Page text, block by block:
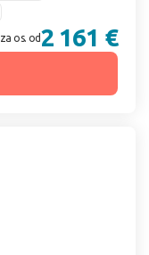
za os. od2 161 €